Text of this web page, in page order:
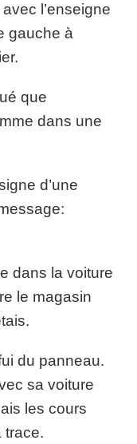
l’enseigne
gauche à
que
dans une
d’une
dans la voiture
le magasin
du panneau.
sa voiture
les cours
trace.